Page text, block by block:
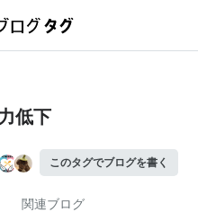
低下
このタグでブログを書く
関連ブログ